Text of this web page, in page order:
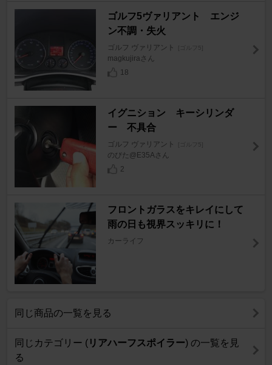
ゴルフ5ヴァリアント エンジ
ン不調・失火
ゴルフ ヴァリアント [ゴルフ5]
magkujiraさん
18
イグニション キーシリンダ
ー 不具合
ゴルフ ヴァリアント [ゴルフ5]
のびた@E35Aさん
2
フロントガラスをキレイにして
雨の日も視界スッキリに！
カーライフ
同じ商品の一覧を見る
同じカテゴリー ( リアハーフスポイラー) の一覧を見
る